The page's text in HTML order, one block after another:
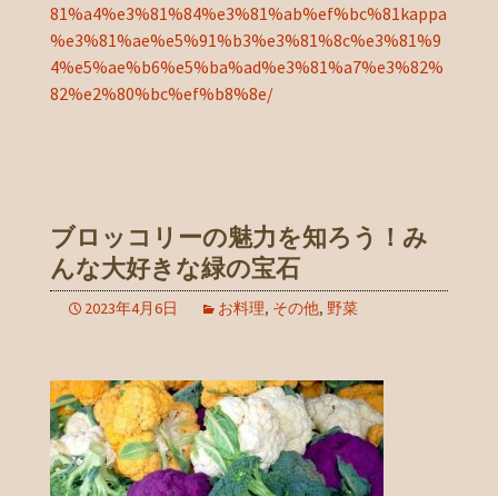
81%a4%e3%81%84%e3%81%ab%ef%bc%81kappa
%e3%81%ae%e5%91%b3%e3%81%8c%e3%81%9
4%e5%ae%b6%e5%ba%ad%e3%81%a7%e3%82%
82%e2%80%bc%ef%b8%8e/
ブロッコリーの魅力を知ろう！み
んな大好きな緑の宝石
2023年4月6日 お料理, その他, 野菜